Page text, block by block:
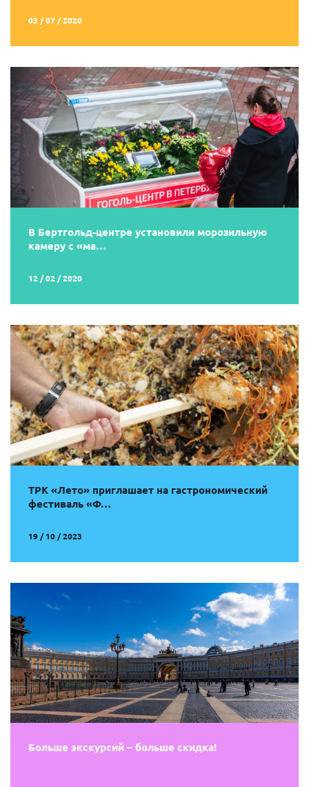
03 / 07 / 2020
В Бертгольд-центре установили морозильную
камеру с «ма…
12 / 02 / 2020
ТРК «Лето» приглашает на гастрономический
фестиваль «Ф…
19 / 10 / 2023
Больше экскурсий – больше скидка!